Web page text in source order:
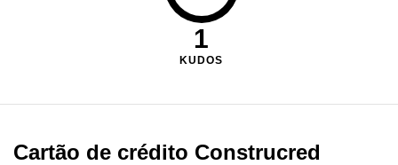
1
KUDOS
Cartão de crédito Construcred